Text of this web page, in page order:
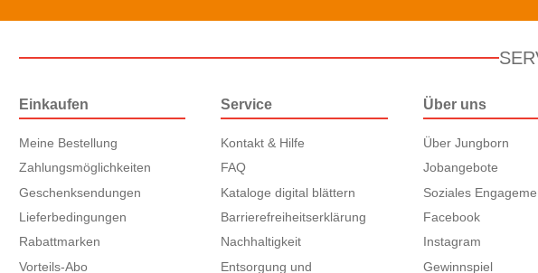
Einkaufen
Meine Bestellung
Zahlungsmöglichkeiten
Geschenksendungen
Lieferbedingungen
Rabattmarken
Vorteils-Abo
Service
Kontakt & Hilfe
FAQ
Kataloge digital blättern
Barrierefreiheitserklärung
Nachhaltigkeit
Entsorgung und
Über uns
Über Jungborn
Jobangebote
Soziales
Facebook
Instagram
Gewinnspiel